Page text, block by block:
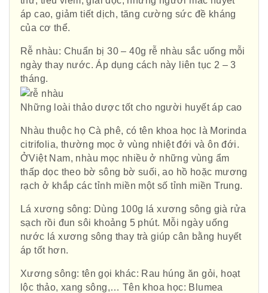
áp cao, giảm tiết dịch, tăng cường sức đề kháng
của cơ thể.
Rễ nhàu: Chuẩn bị 30 – 40g rễ nhàu sắc uống mỗi
ngày thay nước. Áp dụng cách này liên tục 2 – 3
tháng.
Những loài thảo dược tốt cho người huyết áp cao
Nhàu thuộc họ Cà phê, có tên khoa học là Morinda
citrifolia, thường mọc ở vùng nhiệt đới và ôn đới.
ỞViệt Nam, nhàu mọc nhiều ở những vùng ẩm
thấp dọc theo bờ sông bờ suối, ao hồ hoặc mương
rạch ở khắp các tỉnh miền một số tỉnh miền Trung.
Lá xương sông: Dùng 100g lá xương sông già rửa
sạch rồi đun sôi khoảng 5 phút. Mỗi ngày uống
nước lá xương sông thay trà giúp cân bằng huyết
áp tốt hơn.
Xương sông: tên gọi khác: Rau húng ăn gỏi, hoạt
lộc thảo, xang sông,… Tên khoa học: Blumea